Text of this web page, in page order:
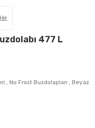
477 L
, No Frost Buzdolapları , Beyaz